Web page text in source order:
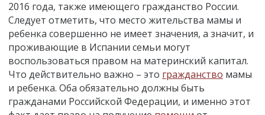
2016 года, также имеющего гражданство России.
Следует отметить, что место жительства мамы и
ребенка совершенно не имеет значения, а значит, и
проживающие в Испании семьи могут
воспользоваться правом на материнский капитал.
Что действительно важно – это гражданство мамы
и ребенка. Оба обязательно должны быть
гражданами Российской Федерации, и именно этот